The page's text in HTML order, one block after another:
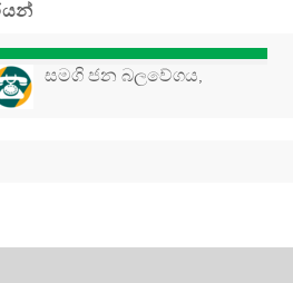
සමගි ජන බලවේගය,